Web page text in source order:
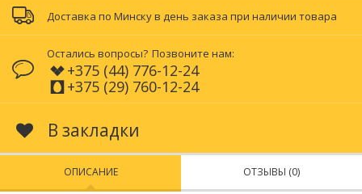
Доставка по Минску в день заказа при наличии товара
Остались вопросы? Позвоните нам:
+375 (44) 776-12-24
+375 (29) 760-12-24
В закладки
ОПИСАНИЕ ОТЗЫВЫ (0)